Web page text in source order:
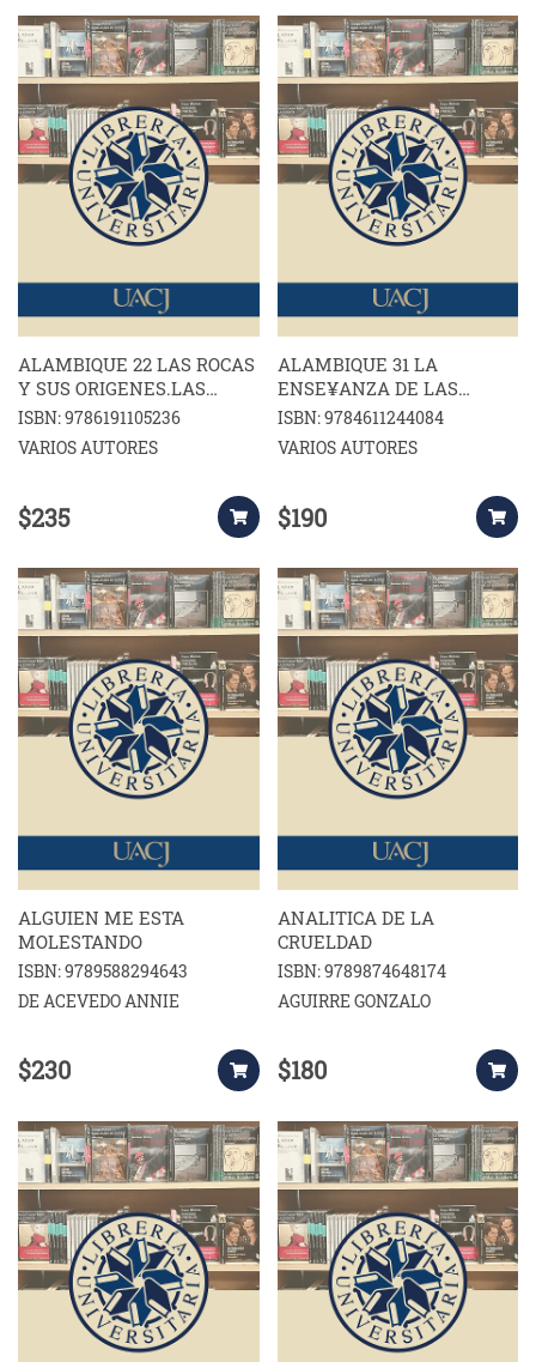
ALAMBIQUE 22 LAS ROCAS
Y SUS ORIGENES.LAS
ACTITUDES EN EL AULA
ISBN: 9786191105236
VARIOS AUTORES
$235
ALAMBIQUE 31 LA
ENSE¥ANZA DE LAS
CIENCIAS EN EUROPA
ISBN: 9784611244084
VARIOS AUTORES
$190
ALGUIEN ME ESTA
MOLESTANDO
ISBN: 9789588294643
DE ACEVEDO ANNIE
$230
ANALITICA DE LA
CRUELDAD
ISBN: 9789874648174
AGUIRRE GONZALO
$180